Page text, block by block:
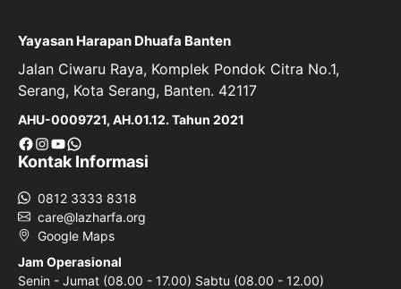
Yayasan Harapan Dhuafa Banten
Jalan Ciwaru Raya, Komplek Pondok Citra No.1,
Serang, Kota Serang, Banten. 42117
AHU-0009721, AH.01.12. Tahun 2021
Facebook
Instagram
YouTube
WhatsApp
Kontak Informasi
0812 3333 8318
care@lazharfa.org
Google Maps
Jam Operasional
Senin - Jumat (08.00 - 17.00) Sabtu (08.00 - 12.00)